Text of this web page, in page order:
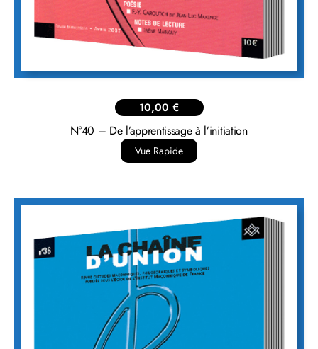
10,00 €
N°40 – De l’apprentissage à l’initiation
Vue Rapide